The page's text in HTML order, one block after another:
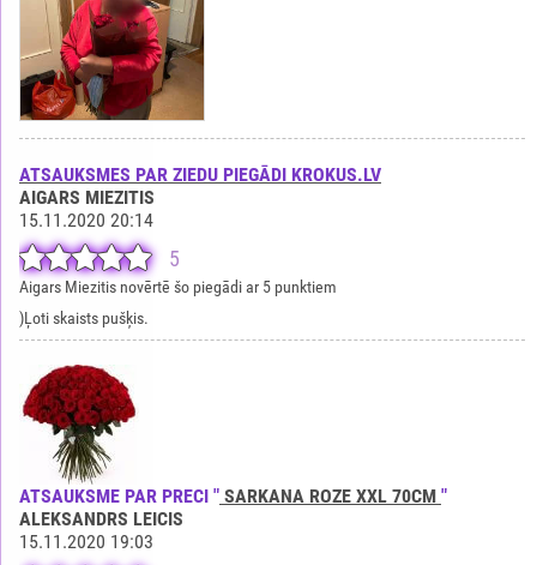
ATSAUKSMES PAR ZIEDU PIEGĀDI KROKUS.LV
AIGARS MIEZITIS
15.11.2020 20:14
5
Aigars Miezitis novērtē šo piegādi ar 5 punktiem
)Ļoti skaists pušķis.
ATSAUKSME PAR PRECI " SARKANA ROZE XXL 70CM "
ALEKSANDRS LEICIS
15.11.2020 19:03